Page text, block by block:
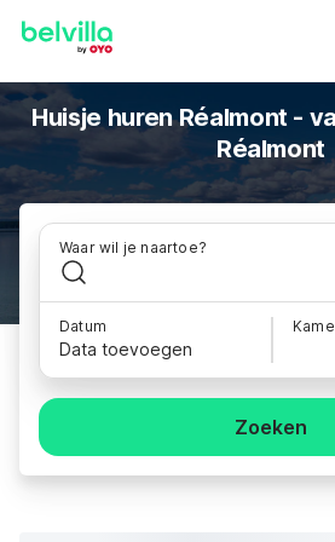
Huisje huren Réalmont -
Réalmont
Waar wil je naartoe?
Datum
Data toevoegen
Zoeken